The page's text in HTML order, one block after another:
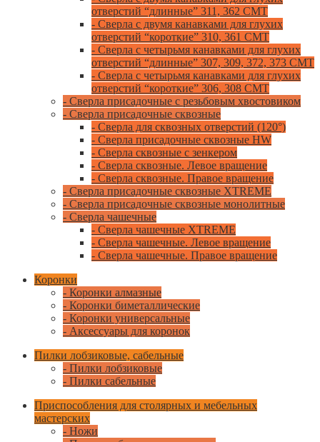
отверстий “длинные” 311, 362 CMT
- Сверла с двумя канавками для глухих
отверстий “короткие” 310, 361 CMT
- Сверла с четырьмя канавками для глухих
отверстий “длинные” 307, 309, 372, 373 CMT
- Сверла с четырьмя канавками для глухих
отверстий “короткие” 306, 308 CMT
- Сверла присадочные с резьбовым хвостовиком
- Сверла присадочные сквозные
- Сверла для сквозных отверстий (120°)
- Сверла присадочные сквозные HW
- Сверла сквозные с зенкером
- Сверла сквозные. Левое вращение
- Сверла сквозные. Правое вращение
- Сверла присадочные сквозные XTREME
- Сверла присадочные сквозные монолитные
- Сверла чашечные
- Сверла чашечные XTREME
- Сверла чашечные. Левое вращение
- Сверла чашечные. Правое вращение
Коронки
- Коронки алмазные
- Коронки биметаллические
- Коронки универсальные
- Аксессуары для коронок
Пилки лобзиковые, сабельные
- Пилки лобзиковые
- Пилки сабельные
Приспособления для столярных и мебельных
мастерских
- Ножи